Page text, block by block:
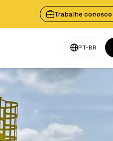
Trabalhe conosco
PT-BR